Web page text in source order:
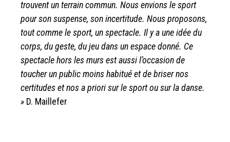
trouvent un terrain commun. Nous envions le sport
pour son suspense, son incertitude. Nous proposons,
tout comme le sport, un spectacle. Il y a une idée du
corps, du geste, du jeu dans un espace donné. Ce
spectacle hors les murs est aussi l’occasion de
toucher un public moins habitué et de briser nos
certitudes et nos a priori sur le sport ou sur la danse.
» D. Maillefer